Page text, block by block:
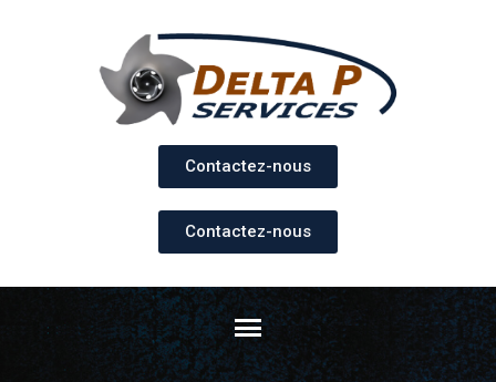
Contactez-nous
Contactez-nous